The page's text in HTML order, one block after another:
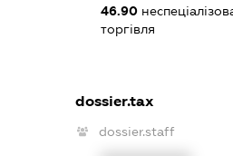
46.90
торгівля
dossier.tax
dossier.staff